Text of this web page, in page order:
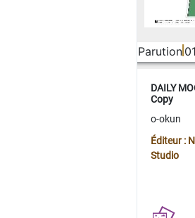
Parution
DAILY
Copy
o-okun
Éditeur :
Studio